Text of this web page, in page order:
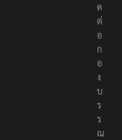
ด
ต่
อ
ก
อ
ง
บ
ร
ร
ณ